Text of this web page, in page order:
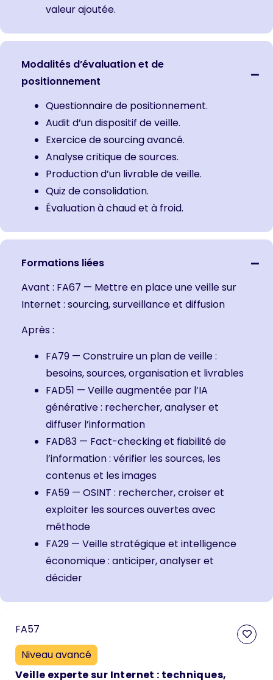
valeur ajoutée.
Modalités d’évaluation et de
positionnement
Questionnaire de positionnement.
Audit d’un dispositif de veille.
Exercice de sourcing avancé.
Analyse critique de sources.
Production d’un livrable de veille.
Quiz de consolidation.
Évaluation à chaud et à froid.
Formations liées
Avant : FA67 — Mettre en place une veille sur
Internet : sourcing, surveillance et diffusion
Après :
FA79 — Construire un plan de veille :
besoins, sources, organisation et livrables
FAD51 — Veille augmentée par l’IA
générative : rechercher, analyser et
diffuser l’information
FAD83 — Fact-checking et fiabilité de
l’information : vérifier les sources, les
contenus et les images
FA59 — OSINT : rechercher, croiser et
exploiter les sources ouvertes avec
méthode
FA29 — Veille stratégique et intelligence
économique : anticiper, analyser et
décider
FA57
Niveau avancé
Veille experte sur Internet : techniques,